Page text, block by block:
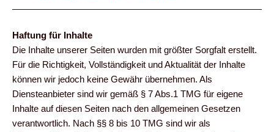
Haftung für Inhalte
Die Inhalte unserer Seiten wurden mit größter Sorgfalt erstellt.
Für die Richtigkeit, Vollständigkeit und Aktualität der Inhalte
können wir jedoch keine Gewähr übernehmen. Als
Diensteanbieter sind wir gemäß § 7 Abs.1 TMG für eigene
Inhalte auf diesen Seiten nach den allgemeinen Gesetzen
verantwortlich. Nach §§ 8 bis 10 TMG sind wir als